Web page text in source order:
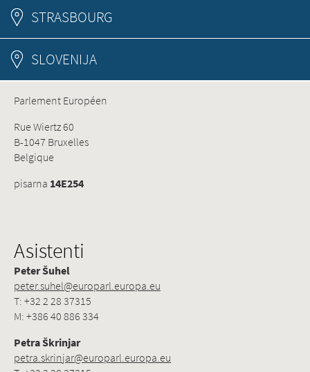
STRASBOURG
SLOVENIJA
Parlement Européen
Rue Wiertz 60
B-1047 Bruxelles
Belgique
pisarna 14E254
Asistenti
Peter Šuhel
peter.suhel@europarl.europa.eu
T: +32 2 28 37315
M: +386 40 886 334
Petra Škrinjar
petra.skrinjar@europarl.europa.eu